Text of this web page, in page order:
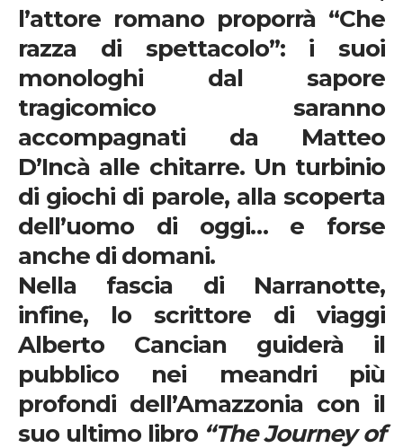
l’attore romano proporrà “Che
razza di spettacolo”: i suoi
monologhi dal sapore
tragicomico saranno
accompagnati da Matteo
D’Incà alle chitarre. Un turbinio
di giochi di parole, alla scoperta
dell’uomo di oggi… e forse
anche di domani.
Nella fascia di Narranotte,
infine, lo scrittore di viaggi
Alberto Cancian guiderà il
pubblico nei meandri più
profondi dell’Amazzonia con il
suo ultimo libro “The Journey of